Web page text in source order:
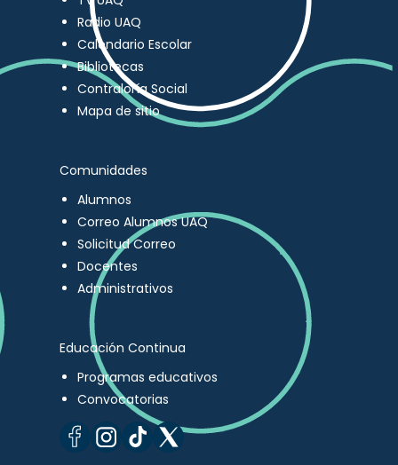
Radio UAQ
Calendario Escolar
Bibliotecas
Contraloría Social
Mapa de sitio
Comunidades
Alumnos
Correo Alumnos UAQ
Solicitud Correo
Docentes
Administrativos
Educación Continua
Programas educativos
Convocatorias